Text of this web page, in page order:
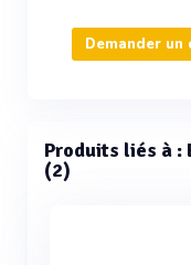
Demander un
Produits liés à :
(2)